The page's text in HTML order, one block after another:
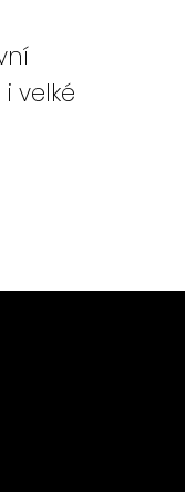
velké